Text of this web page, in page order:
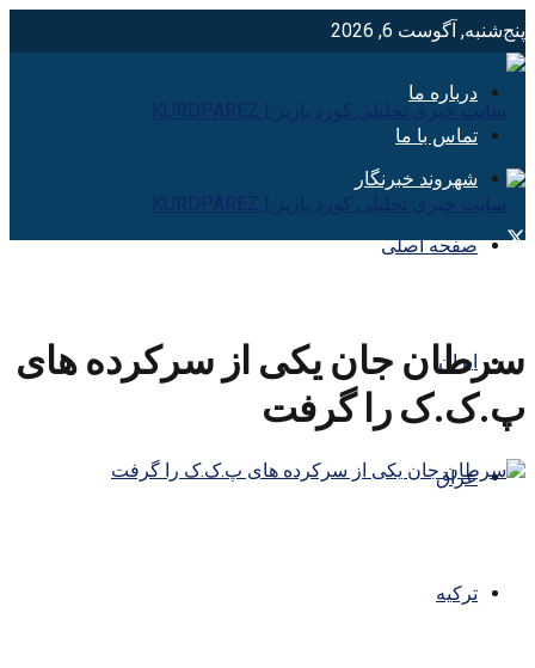
پنج‌شنبه, آگوست 6, 2026
درباره ما
تماس با ما
شهروند خبرنگار
صفحه اصلی
ایران
عراق
ترکیه
سرطان جان یکی از سرکرده های
پ.ک.ک را گرفت